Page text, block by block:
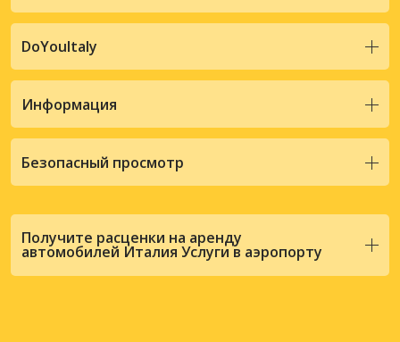
DoYouItaly
Информация
Безопасный просмотр
Получите расценки на аренду
автомобилей Италия Услуги в аэропорту